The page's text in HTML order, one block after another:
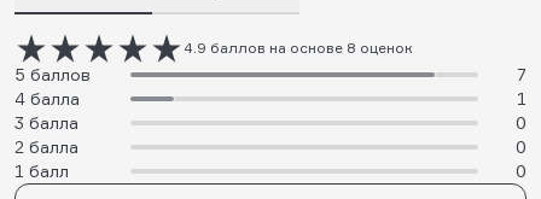
4.9 баллов на основе 8 оценок
5 баллов
7
4 балла
1
3 балла
0
2 балла
0
1 балл
0